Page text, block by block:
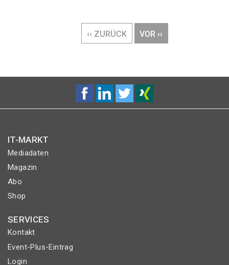
VORHERIGE
SEITE
‹‹ ZURÜCK
NÄCHSTE
SEITE
VOR ››
IT-MARKT
Mediadaten
Magazin
Abo
Shop
SERVICES
Kontakt
Event-Plus-Eintrag
Login